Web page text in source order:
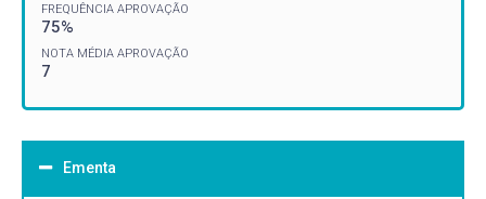
FREQUÊNCIA APROVAÇÃO
75%
NOTA MÉDIA APROVAÇÃO
7
Ementa